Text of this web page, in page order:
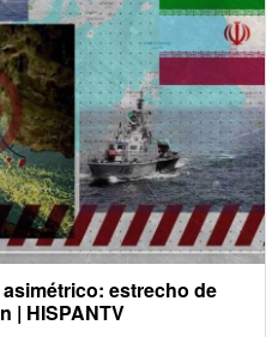
estrecho de
| HISPANTV